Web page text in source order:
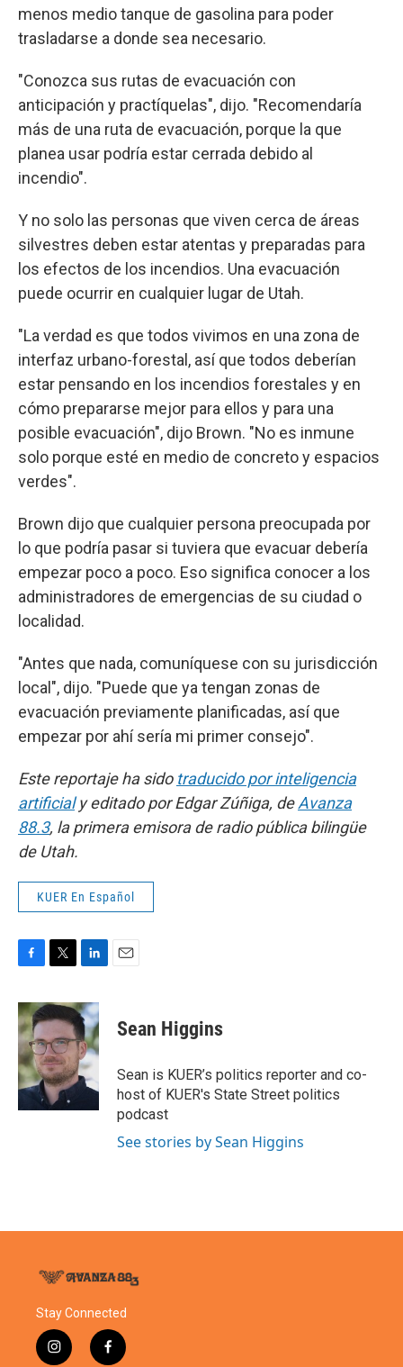
menos medio tanque de gasolina para poder
trasladarse a donde sea necesario.
"Conozca sus rutas de evacuación con
anticipación y practíquelas", dijo. "Recomendaría
más de una ruta de evacuación, porque la que
planea usar podría estar cerrada debido al
incendio".
Y no solo las personas que viven cerca de áreas
silvestres deben estar atentas y preparadas para
los efectos de los incendios. Una evacuación
puede ocurrir en cualquier lugar de Utah.
"La verdad es que todos vivimos en una zona de
interfaz urbano-forestal, así que todos deberían
estar pensando en los incendios forestales y en
cómo prepararse mejor para ellos y para una
posible evacuación", dijo Brown. "No es inmune
solo porque esté en medio de concreto y espacios
verdes".
Brown dijo que cualquier persona preocupada por
lo que podría pasar si tuviera que evacuar debería
empezar poco a poco. Eso significa conocer a los
administradores de emergencias de su ciudad o
localidad.
"Antes que nada, comuníquese con su jurisdicción
local", dijo. "Puede que ya tengan zonas de
evacuación previamente planificadas, así que
empezar por ahí sería mi primer consejo".
Este reportaje ha sido traducido por inteligencia
artificialy editado por Edgar Zúñiga, deAvanza
88.3, la primera emisora de radio pública bilingüe
de Utah.
KUER En Español
c
e
b
o
o
k
i
t
t
e
r
n
k
e
d
I
n
Sean Higgins
Sean is KUER’s politics reporter and co-
host of KUER's State Street politics
podcast
See stories by Sean Higgins
Stay Connected
i
f